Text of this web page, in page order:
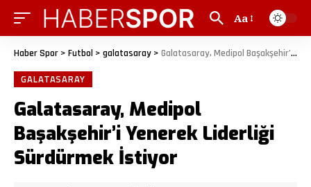
Aa
Haber Spor > Futbol > galatasaray > Galatasaray, Medipol Başakşehir’i Yenerek Liderliği Sürdürmek İstiyor
GALATASARAY
Galatasaray, Medipol
Başakşehir’i Yenerek Liderliği
Sürdürmek İstiyor